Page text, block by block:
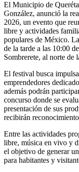
El Municipio de
González, anunció la
2026, un evento que
libre y actividades
populares de México.
de la tarde a las 10:00
Sombrerete, al norte de
El festival busca
emprendedores
además podrán
concurso donde se
presentación de sus
recibirán
Entre las actividades
libre, música en vivo y
el objetivo de generar
para habitantes y